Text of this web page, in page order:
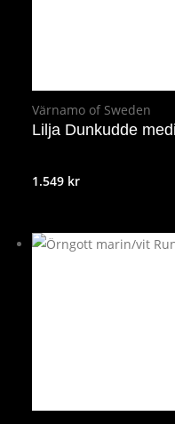
Värnamo of Sweden
Lilja Dunkudde
1.549 kr